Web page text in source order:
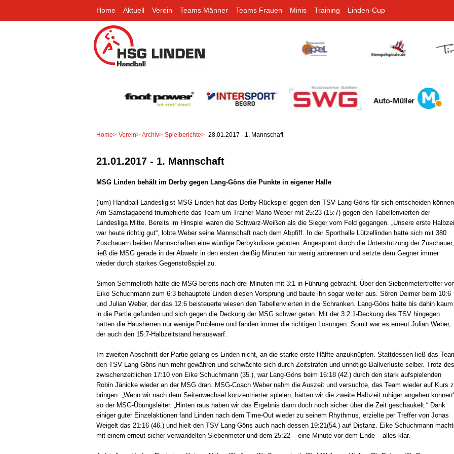
Home Aktuell Verein Teams Männer Teams Frauen Minis Training Linden-Cup
Home> Verein> Archiv> Spielberichte> 28.01.2017 - 1. Mannschaft
21.01.2017 - 1. Mannschaft
MSG Linden behält im Derby gegen Lang-Göns die Punkte in eigener Halle
(lum) Handball-Landesligist MSG Linden hat das Derby-Rückspiel gegen den TSV Lang-Göns für sich entscheiden können.
Am Samstagabend triumphierte das Team um Trainer Mario Weber mit 25:23 (15:7) gegen den Tabellenvierten der
Landesliga Mitte. Bereits im Hinspiel waren die Schwarz-Weißen als die Sieger vom Feld gegangen. „Unsere erste
war heute richtig gut“, lobte Weber seine Mannschaft nach dem Abpfiff. In der Sporthalle Lützellinden hatte sich mit 380
Zuschauern beiden Mannschaften eine würdige Derbykulisse geboten. Angespornt durch die Unterstützung der Zuschauer,
ließ die MSG gerade in der Abwehr in den ersten dreißig Minuten nur wenig anbrennen und setzte dem Gegner immer
wieder durch starkes Gegenstoßspiel zu.
Simon Semmelroth hatte die MSG bereits nach drei Minuten mit 3:1 in Führung gebracht. Über den Siebenmetertreffer
Eike Schuchmann zum 6:3 behauptete Linden diesen Vorsprung und baute ihn sogar weiter aus. Sören Deimer beim 10:6
und Julian Weber, der das 12:6 beisteuerte wiesen den Tabellenvierten in die Schranken. Lang-Göns hatte bis dahin kaum
in die Partie gefunden und sich gegen die Deckung der MSG schwer getan. Mit der 3:2:1-Deckung des TSV hingegen
hatten die Hausherren nur wenige Probleme und fanden immer die richtigen Lösungen. Somit war es erneut Julian Weber,
der auch den 15:7-Halbzeitstand herauswarf.
Im zweiten Abschnitt der Partie gelang es Linden nicht, an die starke erste Hälfte anzuknüpfen. Stattdessen ließ das
den TSV Lang-Göns nun mehr gewähren und schwächte sich durch Zeitstrafen und unnötige Ballverluste selber. Trotz des
zwischenzeitlichen 17:10 von Eike Schuchmann (35.), war Lang-Göns beim 16:18 (42.) durch den stark aufspielenden
Robin Jänicke wieder an der MSG dran. MSG-Coach Weber nahm die Auszeit und versuchte, das Team wieder auf Kurs
bringen. „Wenn wir nach dem Seitenwechsel konzentrierter spielen, hätten wir die zweite Halbzeit ruhiger angehen können“,
so der MSG-Übungsleiter. „Hinten raus haben wir das Ergebnis dann doch noch sicher über die Zeit geschaukelt.“ Dank
einiger guter Einzelaktionen fand Linden nach dem Time-Out wieder zu seinem Rhythmus, erzielte per Treffer von Jonas
Weigelt das 21:16 (46.) und hielt den TSV Lang-Göns auch nach dessen 19:21(54.) auf Distanz. Eike Schuchmann
mit einem erneut sicher verwandelten Siebenmeter und dem 25:22 – eine Minute vor dem Ende – alles klar.